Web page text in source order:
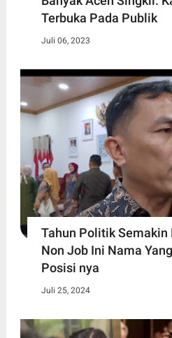
Terbuka Pada Publik
Juli 06, 2023
Tahun Politik Semakin
Non Job Ini Nama
Posisi nya
Juli 25, 2024